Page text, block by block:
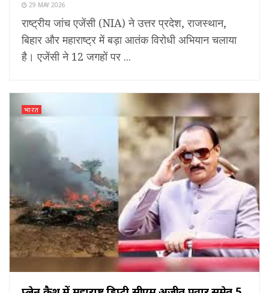
29 MAY 2026
राष्ट्रीय जांच एजेंसी (NIA) ने उत्तर प्रदेश, राजस्थान,
बिहार और महाराष्ट्र में बड़ा आतंक विरोधी अभियान चलाया
है। एजेंसी ने 12 जगहों पर ...
भारत